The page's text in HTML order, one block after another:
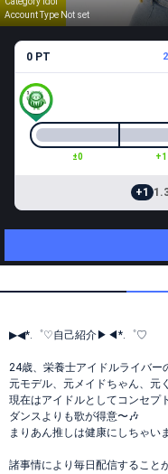
Account Type Not set
0 PT
±0 +1
+1
▶◀*.゜♡自己紹介▶◀*.゜♡
24歳、栄養士アイドルライバー
元モデル、元メイドちゃん、
現在はアイドルとしてコンセプ
ダンスよりも歌が得意〜🎶
まりあん推しは健康にしちゃい
諸事情により毎日配信すること